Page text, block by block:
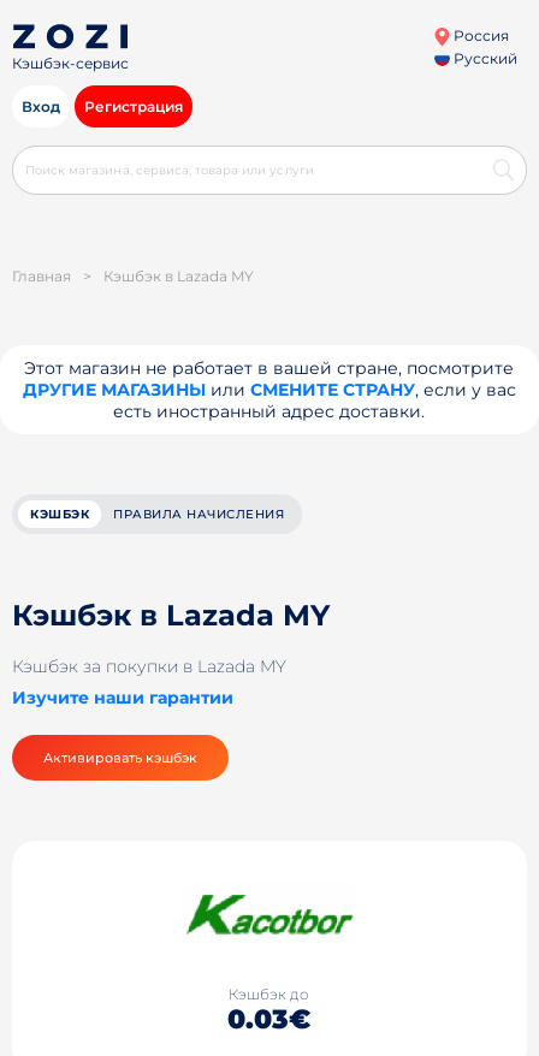
Кэшбэк-сервис
Россия
Русский
Вход Регистрация
Главная > Кэшбэк в Lazada MY
Этот магазин не работает в вашей стране, посмотрите
ДРУГИЕ МАГАЗИНЫили СМЕНИТЕ СТРАНУ, если у вас
есть иностранный адрес доставки.
КЭШБЭК ПРАВИЛА НАЧИСЛЕНИЯ
Кэшбэк в Lazada MY
Кэшбэк за покупки в Lazada MY
Изучите наши гарантии
Активировать кэшбэк
Кэшбэк до
0.03€